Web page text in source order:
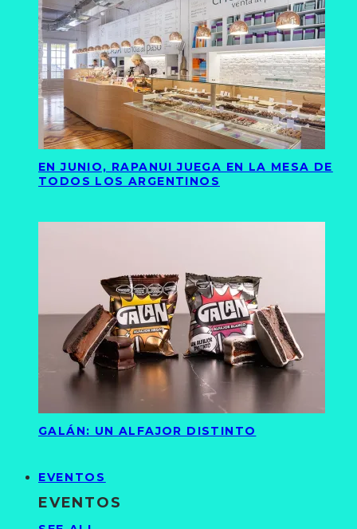
EN JUNIO, RAPANUI JUEGA EN LA MESA DE
TODOS LOS ARGENTINOS
GALÁN: UN ALFAJOR DISTINTO
EVENTOS
EVENTOS